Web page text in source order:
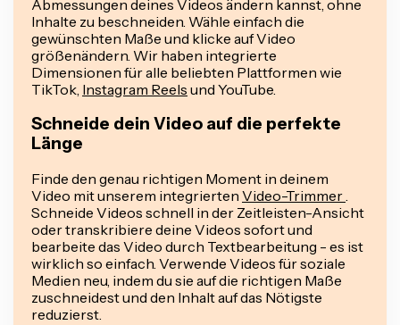
Abmessungen deines Videos ändern kannst, ohne
Inhalte zu beschneiden. Wähle einfach die
gewünschten Maße und klicke auf Video
größenändern. Wir haben integrierte
Dimensionen für alle beliebten Plattformen wie
TikTok, Instagram Reels und YouTube.
Schneide dein Video auf die perfekte
Länge
Finde den genau richtigen Moment in deinem
Video mit unserem integrierten Video-Trimmer.
Schneide Videos schnell in der Zeitleisten-Ansicht
oder transkribiere deine Videos sofort und
bearbeite das Video durch Textbearbeitung - es ist
wirklich so einfach. Verwende Videos für soziale
Medien neu, indem du sie auf die richtigen Maße
zuschneidest und den Inhalt auf das Nötigste
reduzierst.